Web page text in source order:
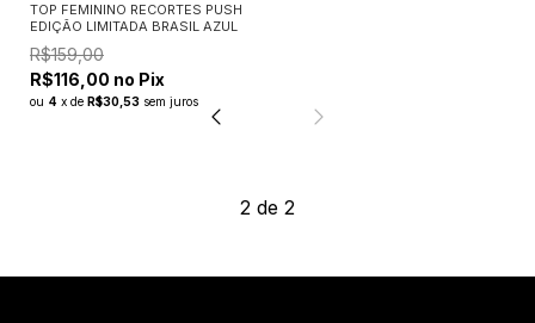
TOP FEMININO RECORTES PUSH
EDIÇÃO LIMITADA BRASIL AZUL
R$159,00
R$116,00 no Pix
ou 4 x de R$30,53 sem juros
2 de 2